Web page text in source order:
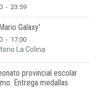
- 23:59
Galaxy'
- 17:00
La Colina
provincial escolar
Entrega medallas